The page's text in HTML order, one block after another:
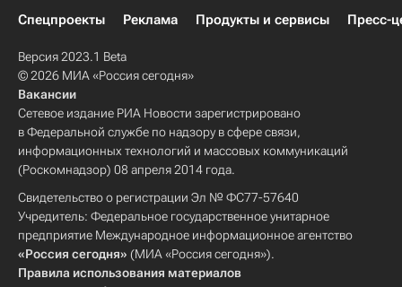
Спецпроекты
Реклама Продукты и сервисы Пресс-
Версия 2023.1 Beta
© 2026 МИА «Россия сегодня»
Вакансии
Сетевое издание РИА Новости зарегистрировано
в Федеральной службе по надзору в сфере связи,
информационных технологий и массовых коммуникаций
(Роскомнадзор) 08 апреля 2014 года.
Свидетельство о регистрации Эл № ФС77-57640
Учредитель: Федеральное государственное унитарное
предприятие Международное информационное агентство
«Россия сегодня» (МИА «Россия сегодня»).
Правила использования материалов